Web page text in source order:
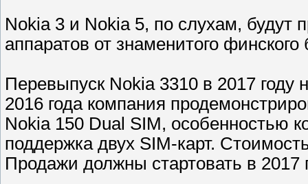
Nokia 3 и Nokia 5, по слухам, будут
аппаратов от знаменитого финского
Перевыпуск Nokia 3310 в 2017 году
2016 года компания
Nokia 150 Dual SIM, особенностью
поддержка двух SIM-карт.
Продажи должны стартовать в